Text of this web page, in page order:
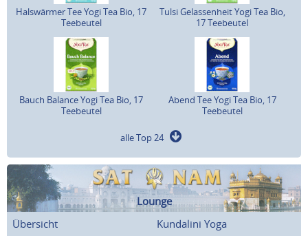
Halswärmer Tee Yogi Tea Bio, 17
Teebeutel
Tulsi Gelassenheit Yogi Tea Bio,
17 Teebeutel
Bauch Balance Yogi Tea Bio, 17
Teebeutel
Abend Tee Yogi Tea Bio, 17
Teebeutel
alle Top 24
Lounge
Übersicht
Kundalini Yoga